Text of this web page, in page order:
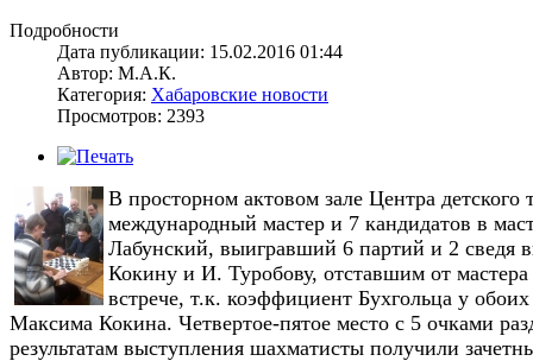
Подробности
Дата публикации: 15.02.2016 01:44
Автор: М.А.К.
Категория: Хабаровские новости
Просмотров: 2393
В просторном актовом зале Центра
международный мастер и 7 кандидатов в
Лабунский, выигравший 6 партий и 2 сведя
Кокину и И. Туробову, отставшим от
встрече, т.к. коэффициент Бухгольца у
Максима Кокина. Четвертое-пятое место с 5 очками
результатам выступления шахматисты получили